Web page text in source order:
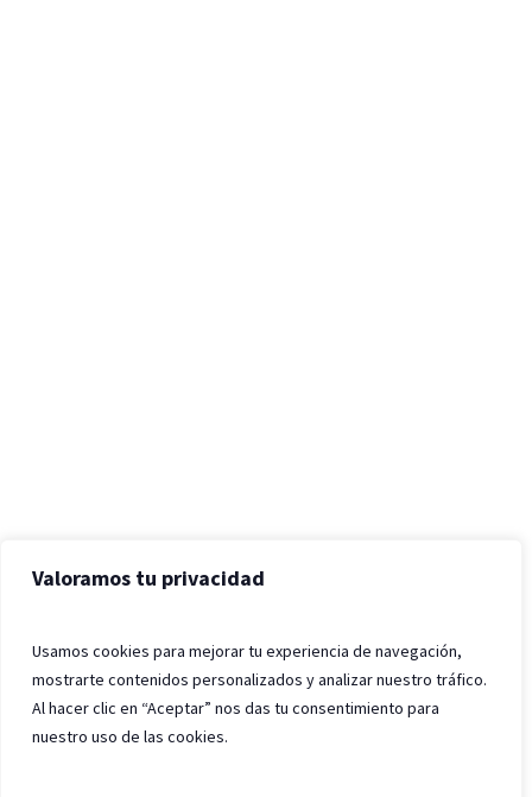
Valoramos tu privacidad
Usamos cookies para mejorar tu experiencia de navegación,
mostrarte contenidos personalizados y analizar nuestro tráfico.
Al hacer clic en “Aceptar” nos das tu consentimiento para
nuestro uso de las cookies.